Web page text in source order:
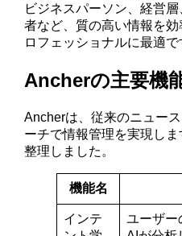
ビジネスパーソン、経営
者など、質の高い情報を
ロフェッショナルに最適で
Ancherの主要機
Ancherは、従来のニュー
ーチで情報管理を実現し
整理しました。
機能名
インテ
ユーザー